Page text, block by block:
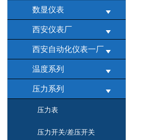
数显仪表
西安仪表厂
西安自动化仪表一厂
温度系列
压力系列
压力表
压力开关/差压开关